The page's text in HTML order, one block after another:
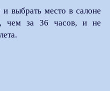
и выбрать место в салоне
чем за 36 часов, и не